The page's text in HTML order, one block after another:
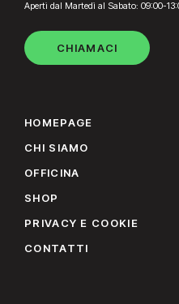
Aperti dal Martedì al Sabato: 09:00-
CHIAMACI
HOMEPAGE
CHI SIAMO
OFFICINA
SHOP
PRIVACY E COOKIE
CONTATTI